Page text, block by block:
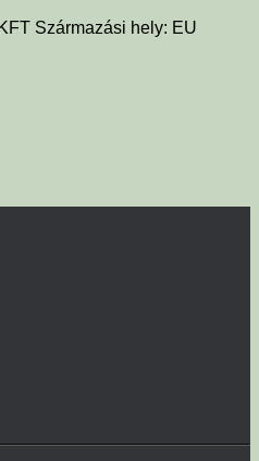
Származási hely: EU